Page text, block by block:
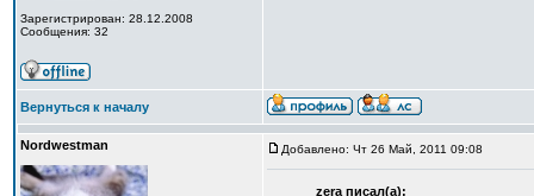
Зарегистрирован: 28.12.2008
Сообщения: 32
Вернуться к началу
Nordwestman Добавлено: Чт 26 Май, 2011 09:08
zera писал(а):